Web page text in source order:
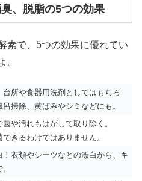
、脱脂の5つの効果
素で、5つの効果に優れてい
。
所や食器用洗剤としてはもちろ
掃除、黄ばみやシミなどにも。
や汚れもはがして取り除く。
きるわけではありません。
衣類やシーツなどの漂白から、キ